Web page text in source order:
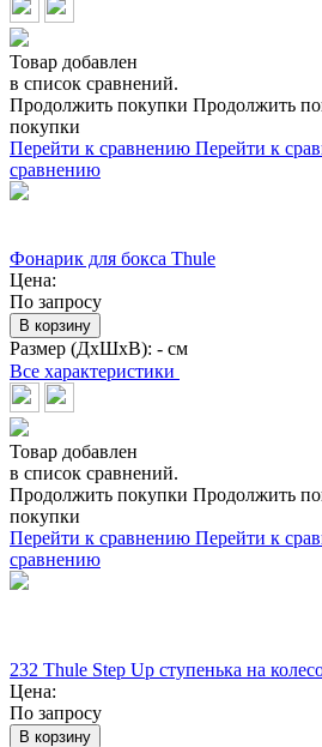
Товар добавлен
в список сравнений.
Продолжить покупки Продолжить
покупки
Перейти к сравнению Перейти к
сравнению
Фонарик для бокса Thule
Цена:
По запросу
В корзину
Размер (ДхШхВ): - см
Все характеристики
Товар добавлен
в список сравнений.
Продолжить покупки Продолжить
покупки
Перейти к сравнению Перейти к
сравнению
232 Thule Step Up ступенька на
Цена:
По запросу
В корзину